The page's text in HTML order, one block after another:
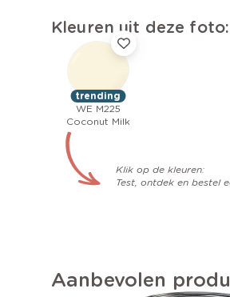
Kleuren uit deze foto:
trending
WE M225
Coconut Milk
Klik op de kleuren:
Test, ontdek en bestel
Aanbevolen